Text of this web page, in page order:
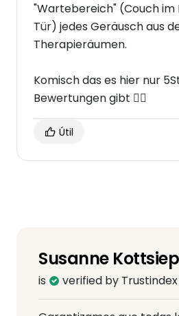
"Wartebereich" (Couch im
Tür) jedes Geräusch aus
Therapieräumen.
Komisch das es hier nur
Bewertungen gibt 🤷‍♀️
Útil
Susanne
is verified by Trustindex